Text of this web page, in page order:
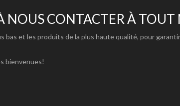
9X9 16X16 18X18 20X20 28X28 42X40
100m
noir;Blanc gris
NOUS CONTACTER À
bas et les produits de la plus haute qualité, pour
bienvenues!